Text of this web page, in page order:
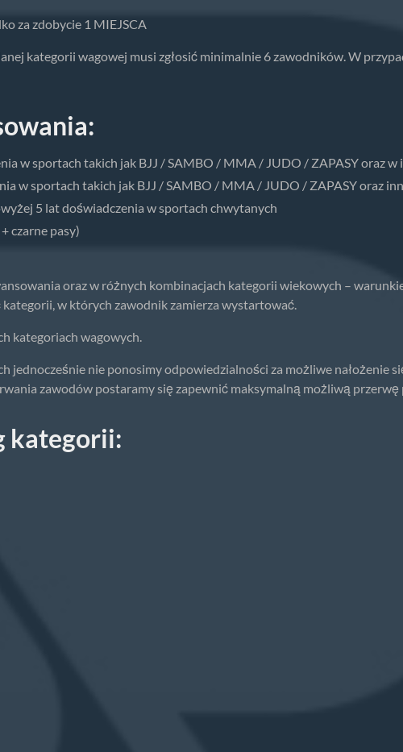
za zdobycie 1 MIEJSCA
kategorii wagowej musi zgłosić minimalnie 6 zawodników. W
w sportach takich jak BJJ / SAMBO / MMA / JUDO / ZAPASY oraz
w sportach takich jak BJJ / SAMBO / MMA / JUDO / ZAPASY oraz
5 lat doświadczenia w sportach chwytanych
czarne pasy)
oraz w różnych kombinacjach kategorii wiekowych –
w których zawodnik zamierza wystartować.
kategoriach wagowych.
jednocześnie nie ponosimy odpowiedzialności za możliwe nałożenie
zawodów postaramy się zapewnić maksymalną możliwą
kategorii: